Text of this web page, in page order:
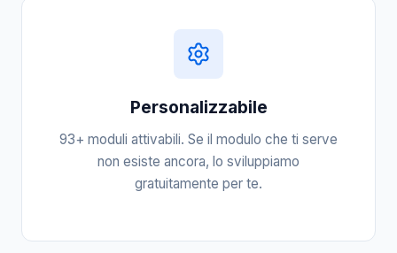
Personalizzabile
93+ moduli attivabili. Se il modulo che ti serve
non esiste ancora, lo sviluppiamo
gratuitamente per te.